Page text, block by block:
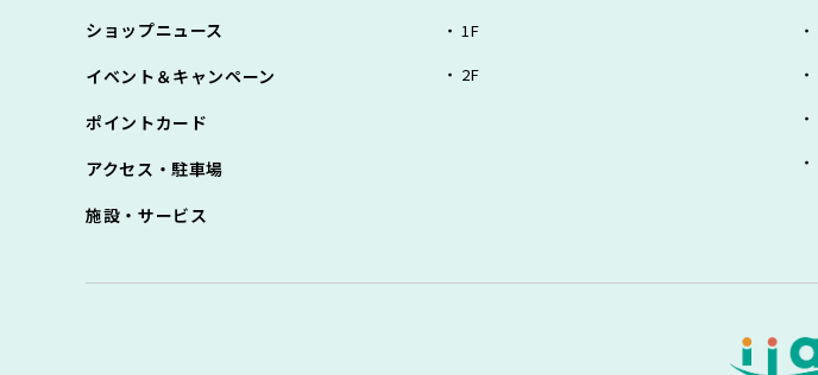
ショップニュース
イベント＆キャンペーン
ポイントカード
アクセス・駐車場
施設・サービス
1F
2F